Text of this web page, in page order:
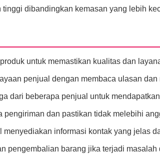
tinggi dibandingkan kemasan yang lebih
untuk memastikan kualitas dan
penjual dengan membaca ulasan
dari beberapa penjual untuk
pengiriman dan pastikan tidak melebihi
menyediakan informasi kontak yang jelas
pengembalian barang jika terjadi